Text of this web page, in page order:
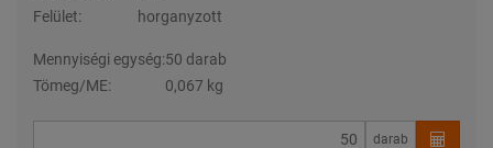
Felület:
horganyzott
Mennyiségi egység:50 darab
Tömeg/ME:
0,067 kg
darab